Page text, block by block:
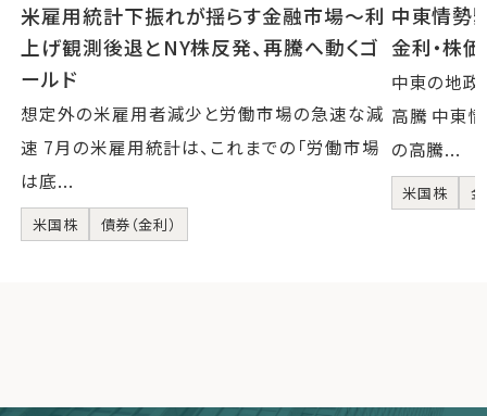
米雇用統計下振れが揺らす金融市場～利
上げ観測後退とNY株反発、再騰へ動くゴ
ールド
想定外の米雇用者減少と労働市場の急速な減
速 7月の米雇用統計は、これまでの「労働市場
は底...
米国株 債券（金利）
中東情勢
金利・株
中東の地政
高騰 中東
の高騰...
米国株 金